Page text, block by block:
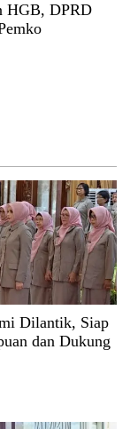
HGB, DPRD
Dilantik, Siap
dan Dukung